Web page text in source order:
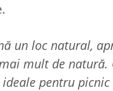
un loc natural,
mult de natură.
pentru picnic